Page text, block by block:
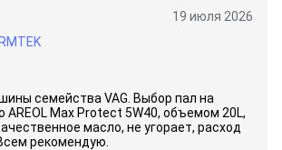
19 июля 2026
семейства VAG. Выбор пал на
AREOL Max Protect 5W40, объемом 20L,
масло, не угорает, расход
рекомендую.